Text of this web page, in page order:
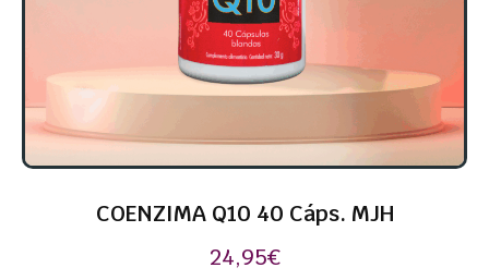
COENZIMA Q10 40 Cáps. MJH
24,95€